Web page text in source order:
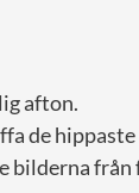
afton.
de
bilderna